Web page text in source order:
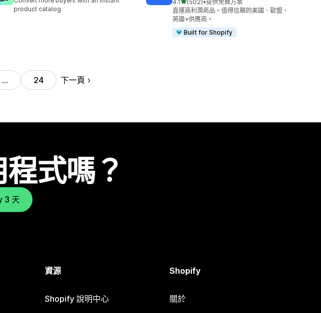
product catalog
4.1 (502)
共有 502 則評價
•提供免費方案
直運高利潤商品。值得信賴的美國、歐盟、
英國+供應商。
Built for Shopify
… 24 下一頁
式嗎？
3 天
資源
Shopify 說明中心
Shopify
關於